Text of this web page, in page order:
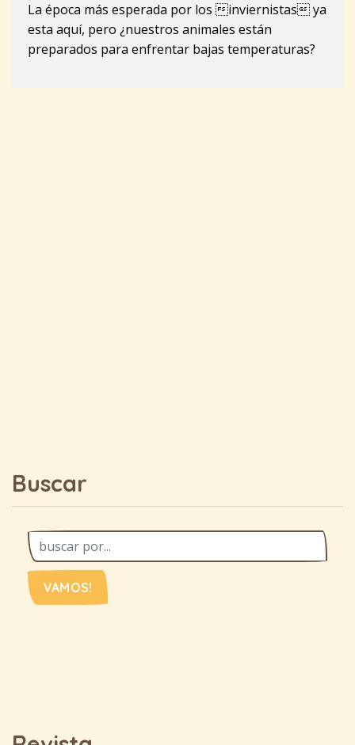
La época más esperada por los inviernistas ya
esta aquí, pero ¿nuestros animales están
preparados para enfrentar bajas temperaturas?
Buscar
VAMOS!